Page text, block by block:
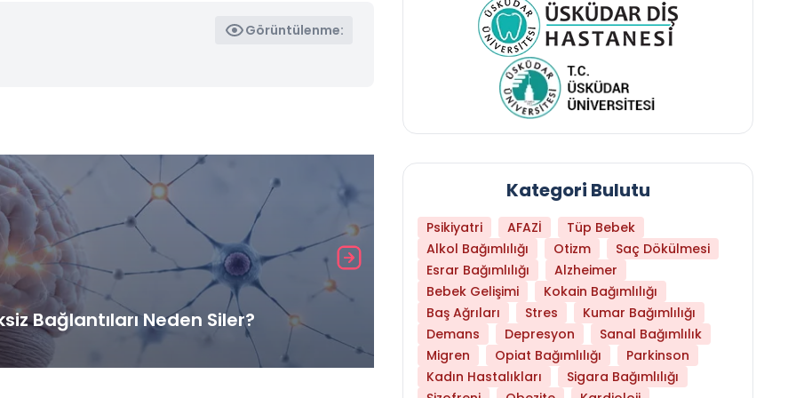
Görüntülenme:
Bağlantıları Neden Siler? Bağırsak Çalıştıran Besinler Nelerdir?
Kategori Bulutu
Psikiyatri AFAZİ
Tüp Bebek
Alkol Bağımlılığı
Otizm
Saç Dökülmesi
Esrar Bağımlılığı
Alzheimer
Bebek Gelişimi
Kokain Bağımlılığı
Baş Ağrıları
Stres
Kumar Bağımlılığı
Demans
Depresyon
Sanal Bağımlılık
Migren
Opiat Bağımlılığı
Parkinson
Kadın Hastalıkları
Sigara Bağımlılığı